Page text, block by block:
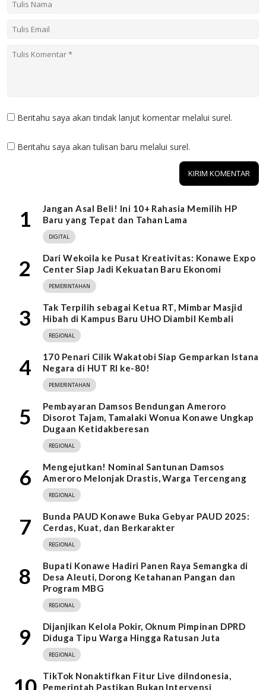
Beritahu saya akan tindak lanjut komentar melalui surel.
Beritahu saya akan tulisan baru melalui surel.
1
Jangan Asal Beli! Ini 10+ Rahasia Memilih HP
Baru yang Tepat dan Tahan Lama
DIGITAL
2
Dari Wekoila ke Pusat Kreativitas: Konawe Expo
Center Siap Jadi Kekuatan Baru Ekonomi
PEMERINTAHAN
3
Tak Terpilih sebagai Ketua RT, Mimbar Masjid
Hibah di Kampus Baru UHO Diambil Kembali
REGIONAL
4
170 Penari Cilik Wakatobi Siap Gemparkan Istana
Negara di HUT RI ke-80!
PEMERINTAHAN
5
Pembayaran Damsos Bendungan Ameroro
Disorot Tajam, Tamalaki Wonua Konawe Ungkap
Dugaan Ketidakberesan
REGIONAL
6
Mengejutkan! Nominal Santunan Damsos
Ameroro Melonjak Drastis, Warga Tercengang
REGIONAL
7
Bunda PAUD Konawe Buka Gebyar PAUD 2025:
Cerdas, Kuat, dan Berkarakter
REGIONAL
8
Bupati Konawe Hadiri Panen Raya Semangka di
Desa Aleuti, Dorong Ketahanan Pangan dan
Program MBG
REGIONAL
9
Dijanjikan Kelola Pokir, Oknum Pimpinan DPRD
Diduga Tipu Warga Hingga Ratusan Juta
REGIONAL
TikTok Nonaktifkan Fitur Live diIndonesia,
Pemerintah Pastikan Bukan Intervensi